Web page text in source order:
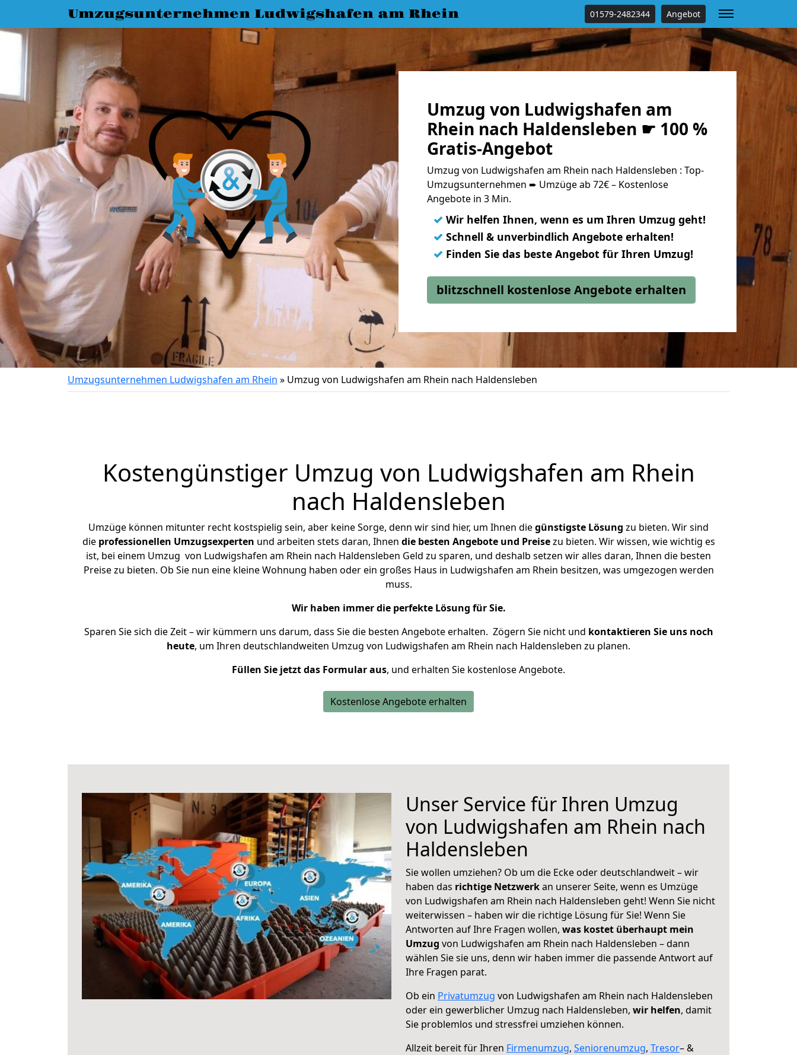
Umzugsunternehmen Ludwigshafen am Rhein 01579-2482344 Angebot
Umzug von Ludwigshafen am
Rhein nach Haldensleben ☛ 100 %
Gratis-Angebot
Umzug von Ludwigshafen am Rhein nach Haldensleben : Top-
Umzugsunternehmen ➨ Umzüge ab 72€ – Kostenlose
Angebote in 3 Min.
✓ Wir helfen Ihnen, wenn es um Ihren Umzug geht!
✓ Schnell & unverbindlich Angebote erhalten!
✓ Finden Sie das beste Angebot für Ihren Umzug!
blitzschnell kostenlose Angebote erhalten
Umzugsunternehmen Ludwigshafen am Rhein » Umzug von Ludwigshafen am Rhein nach Haldensleben
Kostengünstiger Umzug von Ludwigshafen am Rhein
nach Haldensleben
Umzüge können mitunter recht kostspielig sein, aber keine Sorge, denn wir sind hier, um Ihnen diegünstigste Lösung zu bieten. Wir sind
die professionellen Umzugsexperten und arbeiten stets daran, Ihnen die besten Angebote und Preisezu bieten. Wir wissen, wie wichtig es
ist, bei einem Umzug von Ludwigshafen am Rhein nach Haldensleben Geld zu sparen, und deshalb setzen wir alles daran, Ihnen die besten
Preise zu bieten. Ob Sie nun eine kleine Wohnung haben oder ein großes Haus in Ludwigshafen am Rhein besitzen, was umgezogen werden
muss.
Wir haben immer die perfekte Lösung für Sie.
Sparen Sie sich die Zeit – wir kümmern uns darum, dass Sie die besten Angebote erhalten. Zögern Sie nicht und kontaktieren Sie uns noch
heute, um Ihren deutschlandweiten Umzug von Ludwigshafen am Rhein nach Haldensleben zu planen.
Füllen Sie jetzt das Formular aus, und erhalten Sie kostenlose Angebote.
Kostenlose Angebote erhalten
Unser Service für Ihren Umzug
von Ludwigshafen am Rhein nach
Haldensleben
Sie wollen umziehen? Ob um die Ecke oder deutschlandweit – wir
haben das richtige Netzwerkan unserer Seite, wenn es Umzüge
von Ludwigshafen am Rhein nach Haldensleben geht! Wenn Sie nicht
weiterwissen – haben wir die richtige Lösung für Sie! Wenn Sie
Antworten auf Ihre Fragen wollen, was kostet überhaupt mein
Umzug von Ludwigshafen am Rhein nach Haldensleben – dann
wählen Sie sie uns, denn wir haben immer die passende Antwort auf
Ihre Fragen parat.
Ob ein Privatumzug von Ludwigshafen am Rhein nach Haldensleben
oder ein gewerblicher Umzug nach Haldensleben, wir helfen, damit
Sie problemlos und stressfrei umziehen können.
Allzeit bereit für Ihren Firmenumzug, Seniorenumzug, Tresor– &